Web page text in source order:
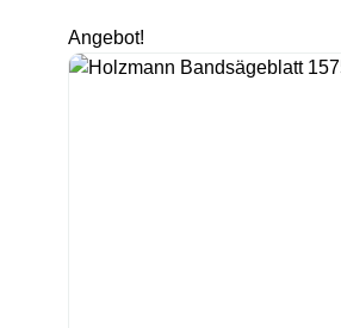
Angebot!